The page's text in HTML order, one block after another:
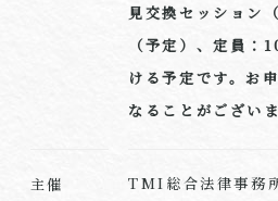
見交換セッショ
（予定）、定員：
ける予定です。お
なることがございま
主催 TMI総合法律事務